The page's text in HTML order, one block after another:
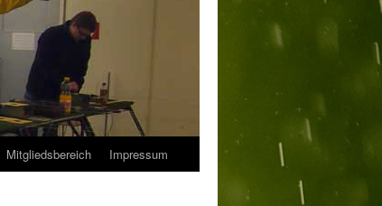
Mitgliedsbereich Impressum